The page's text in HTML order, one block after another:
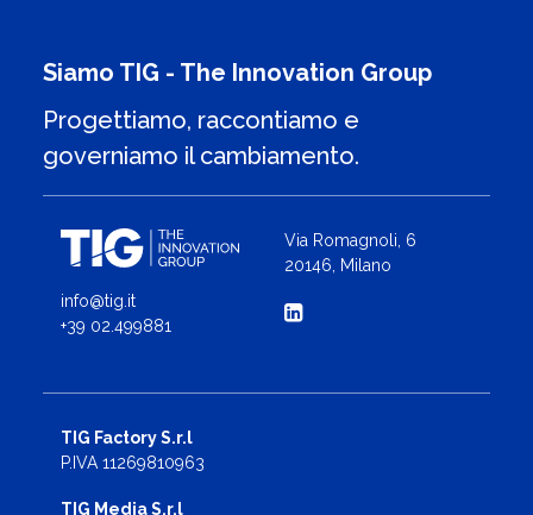
Siamo TIG - The Innovation Group
Progettiamo, raccontiamo e
governiamo il cambiamento.
info@tig.it
+39 02.499881
Via Romagnoli, 6
20146, Milano
TIG Factory S.r.l
P.IVA 11269810963
TIG Media S.r.l